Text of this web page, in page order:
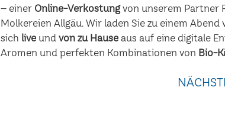
– einer Online-Verkostungvon unserem Partner
Molkereien Allgäu. Wir laden Sie zu einem
sich live undvon zu Hause aus auf eine digitale
Aromen und perfekten Kombinationen von Bio-